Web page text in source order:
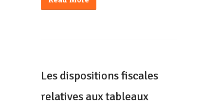
Les dispositions fiscales
relatives aux tableaux